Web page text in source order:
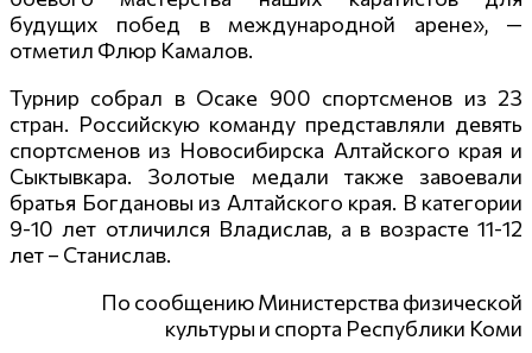
будущих побед в международной арене», —
отметил Флюр Камалов.
Турнир собрал в Осаке 900 спортсменов из 23
стран. Российскую команду представляли девять
спортсменов из Новосибирска Алтайского края и
Сыктывкара. Золотые медали также завоевали
братья Богдановы из Алтайского края. В категории
9-10 лет отличился Владислав, а в возрасте 11-12
лет – Станислав.
По сообщению Министерства физической
культуры и спорта Республики Коми